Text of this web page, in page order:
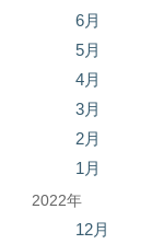
6月
5月
4月
3月
2月
1月
2022年
12月